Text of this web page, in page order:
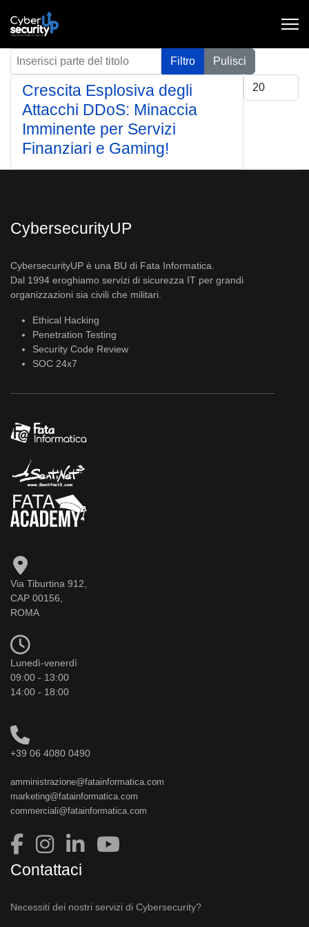
Inserisci parte del titolo Filtro
Pulisci
Visualizza #
Crescita Esplosiva degli
Attacchi DDoS: Minaccia
Imminente per Servizi
Finanziari e Gaming!
CybersecurityUP
CybersecurityUP è una BU di Fata Informatica.
Dal 1994 eroghiamo servizi di sicurezza IT per grandi
organizzazioni sia civili che militari.
Ethical Hacking
Penetration Testing
Security Code Review
SOC 24x7
Via Tiburtina 912,
CAP 00156,
ROMA
Lunedì-venerdì
09:00 - 13:00
14:00 - 18:00
+39 06 4080 0490
amministrazione@fatainformatica.com
marketing@fatainformatica.com
commerciali@fatainformatica.com
Contattaci
Necessiti dei nostri servizi di Cybersecurity?